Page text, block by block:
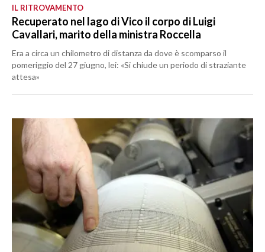
IL RITROVAMENTO
Recuperato nel lago di Vico il corpo di Luigi
Cavallari, marito della ministra Roccella
Era a circa un chilometro di distanza da dove è scomparso il
pomeriggio del 27 giugno, lei: «Si chiude un periodo di straziante
attesa»